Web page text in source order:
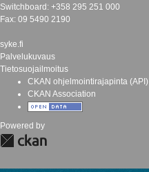
Switchboard: +358 295 251 000
Fax: 09 5490 2190
syke.fi
Palvelukuvaus
Tietosuojailmoitus
CKAN ohjelmointirajapinta (API)
CKAN Association
Powered by